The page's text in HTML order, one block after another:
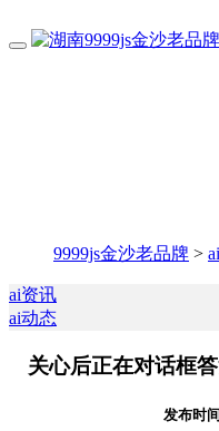
9999js金沙老品牌 >
ai资讯
ai动态
关心后正在对话框
发布时